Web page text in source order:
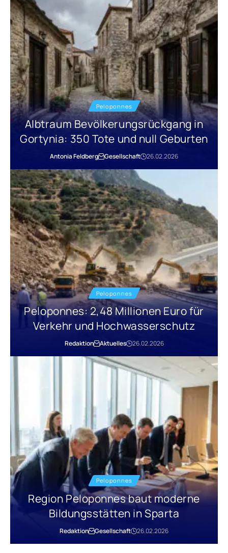
Peloponnes
Albtraum Bevölkerungsrückgang in
Gortynia: 350 Tote und null Geburten
Antonia Feldberg Gesellschaft 26.02.2026
Peloponnes
Peloponnes: 2,48 Millionen Euro für
Verkehr und Hochwasserschutz
Redaktion Aktuelles 26.02.2026
Peloponnes
Region Peloponnes baut moderne
Bildungsstätten in Sparta
Redaktion Gesellschaft 26.02.2026